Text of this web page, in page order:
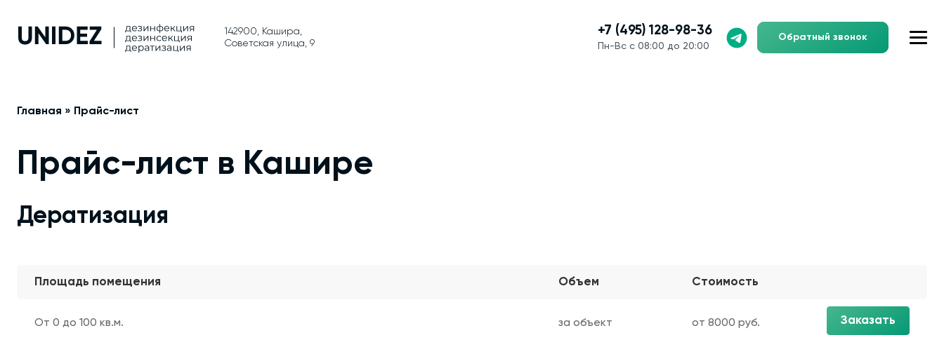
142900, Кашира,
Советская улица, 9
+7 (495) 128-98-36
Пн-Вс с 08:00 до 20:00
Обратный звонок
Главная » Прайс-лист
Прайс-лист в Кашире
Дератизация
Площадь помещения Объем Стоимость
От 0 до 100 кв.м. за объект от 8000 руб. Заказать